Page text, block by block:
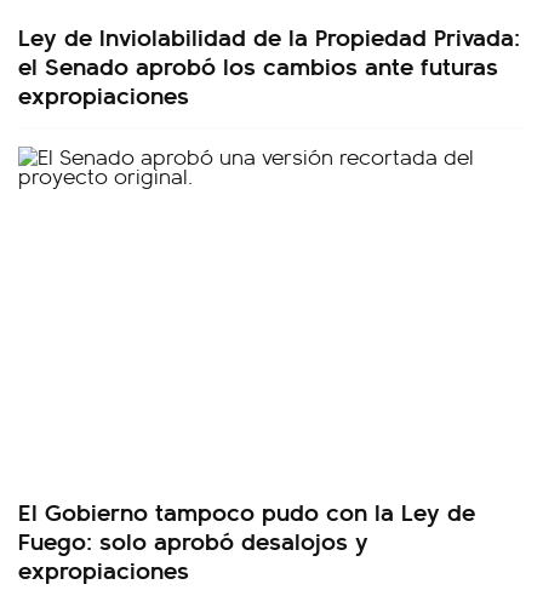
Ley de Inviolabilidad de la Propiedad Privada:
el Senado aprobó los cambios ante futuras
expropiaciones
El Gobierno tampoco pudo con la Ley de
Fuego: solo aprobó desalojos y
expropiaciones